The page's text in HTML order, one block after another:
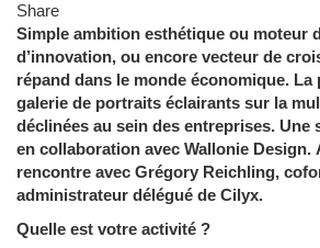
Share
Simple ambition esthétique ou moteur
d’innovation, ou encore vecteur de
répand dans le monde économique. La
galerie de portraits éclairants sur la
déclinées au sein des entreprises. Une
en collaboration avec Wallonie Design.
rencontre avec Grégory Reichling,
administrateur délégué de Cilyx.
Quelle est votre activité ?